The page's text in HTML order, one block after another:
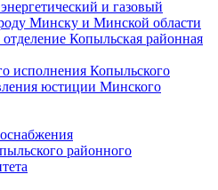
и газовый
Минску и Минской области
Копыльская районная
исполнения Копыльского
юстиции Минского
районного